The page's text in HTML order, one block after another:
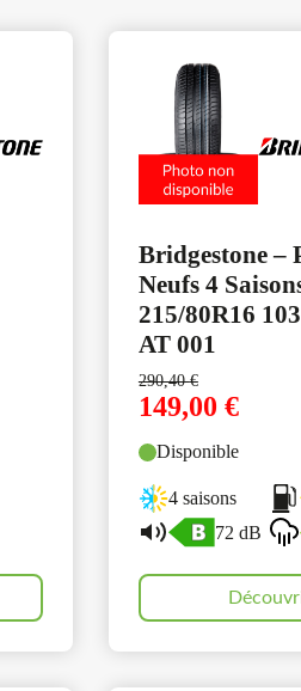
Bridgestone –
Neufs 4
215/80R16
AT 001
290,40€
149,00 €
Disponible
4 saisons
72 dB